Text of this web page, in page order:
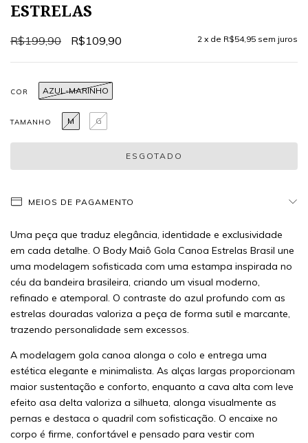
ESTRELAS
R$199,90 R$109,90 2 x de R$54,95 sem juros
COR AZUL-MARINHO
TAMANHO M G
MEIOS DE PAGAMENTO
Uma peça que traduz elegância, identidade e exclusividade
em cada detalhe. O Body Maiô Gola Canoa Estrelas Brasil une
uma modelagem sofisticada com uma estampa inspirada no
céu da bandeira brasileira, criando um visual moderno,
refinado e atemporal. O contraste do azul profundo com as
estrelas douradas valoriza a peça de forma sutil e marcante,
trazendo personalidade sem excessos.
A modelagem gola canoa alonga o colo e entrega uma
estética elegante e minimalista. As alças largas proporcionam
maior sustentação e conforto, enquanto a cava alta com leve
efeito asa delta valoriza a silhueta, alonga visualmente as
pernas e destaca o quadril com sofisticação. O encaixe no
corpo é firme, confortável e pensado para vestir com